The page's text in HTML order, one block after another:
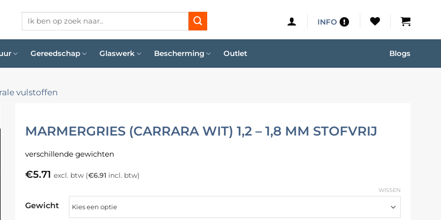
Zoeken
INFO
Gereedschap Glaswerk Bescherming Outlet Blogs
vulstoffen
MARMERGRIES (CARRARA WIT) 1,2 – 1,8 MM STOFVRIJ
verschillende gewichten
€5.71 excl. btw (€6.91 incl. btw)
Gewicht
WISSEN